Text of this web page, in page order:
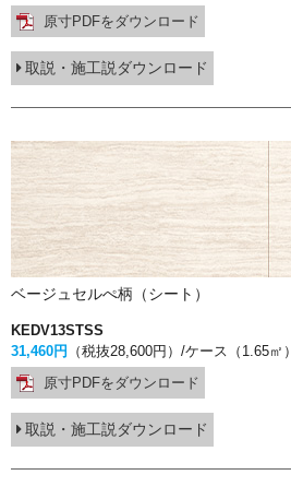
原寸PDFをダウンロード
取説・施工説ダウンロード
ベージュセルぺ柄（シート）
KEDV13STSS
31,460円
（税抜28,600円） /ケース（1.65㎡）
原寸PDFをダウンロード
取説・施工説ダウンロード